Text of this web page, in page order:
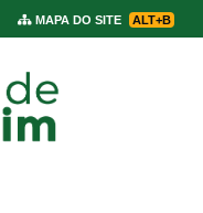
MAPA DO SITE ALT+B